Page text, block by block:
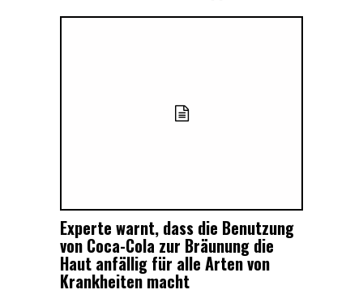
Experte warnt, dass die Benutzung
von Coca-Cola zur Bräunung die
Haut anfällig für alle Arten von
Krankheiten macht